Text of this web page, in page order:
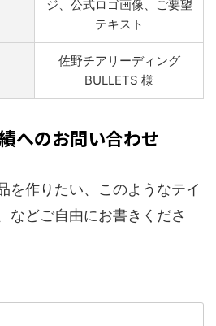
ジ、公式ロゴ画像、ご要望
テキスト
佐野チアリーディング
BULLETS 様
へのお問い合わせ
を作りたい、このようなテイ
などご自由にお書きくださ